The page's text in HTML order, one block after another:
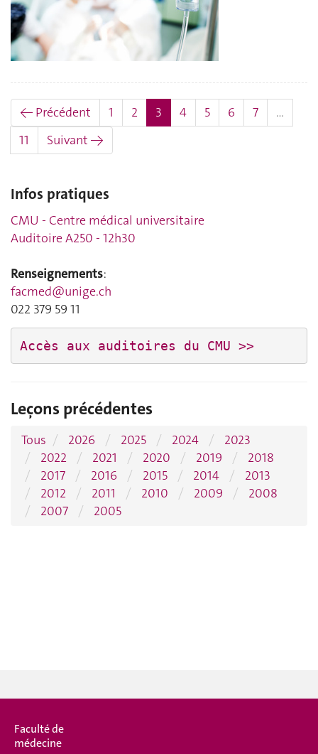
← Précédent 1 2 3 (actuel)
4 5 6 7
…
11
Suivant →
Infos pratiques
CMU - Centre médical universitaire
Auditoire A250 - 12h30
Renseignements:
facmed@unige.ch
022 379 59 11
Accès aux auditoires du CMU >>
Leçons précédentes
Tous 2026 2025 2024
2023
2022
2021 2020 2019
2018
2017
2016 2015 2014
2013
2012
2011 2010 2009
2008
2007
2005
Faculté de
médecine